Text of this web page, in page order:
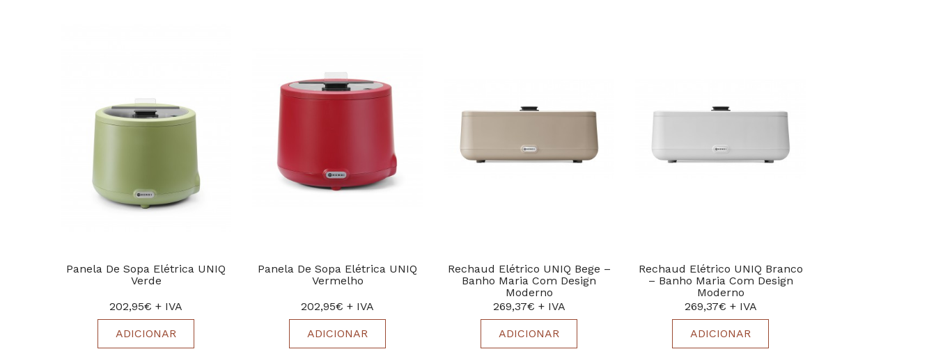
Panela De Sopa Elétrica UNIQ
Verde
202,95€ + IVA
ADICIONAR
Panela De Sopa Elétrica UNIQ
Vermelho
202,95€ + IVA
ADICIONAR
Rechaud Elétrico UNIQ Bege –
Banho Maria Com Design
Moderno
269,37€ + IVA
ADICIONAR
Rechaud Elétrico UNIQ Branco
– Banho Maria Com Design
Moderno
269,37€ + IVA
ADICIONAR